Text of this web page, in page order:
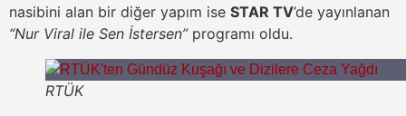
nasibini alan bir diğer yapım ise STAR TV’de yayınlanan
“Nur Viral ile Sen İstersen”programı oldu.
RTÜK